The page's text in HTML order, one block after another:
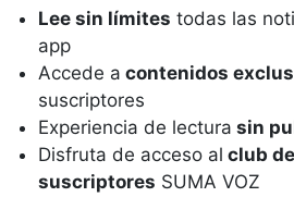
Lee sin límites todas las
app
Accede a contenidos
suscriptores
Experiencia de lectura sin
Disfruta de acceso al club de
suscriptores SUMA VOZ